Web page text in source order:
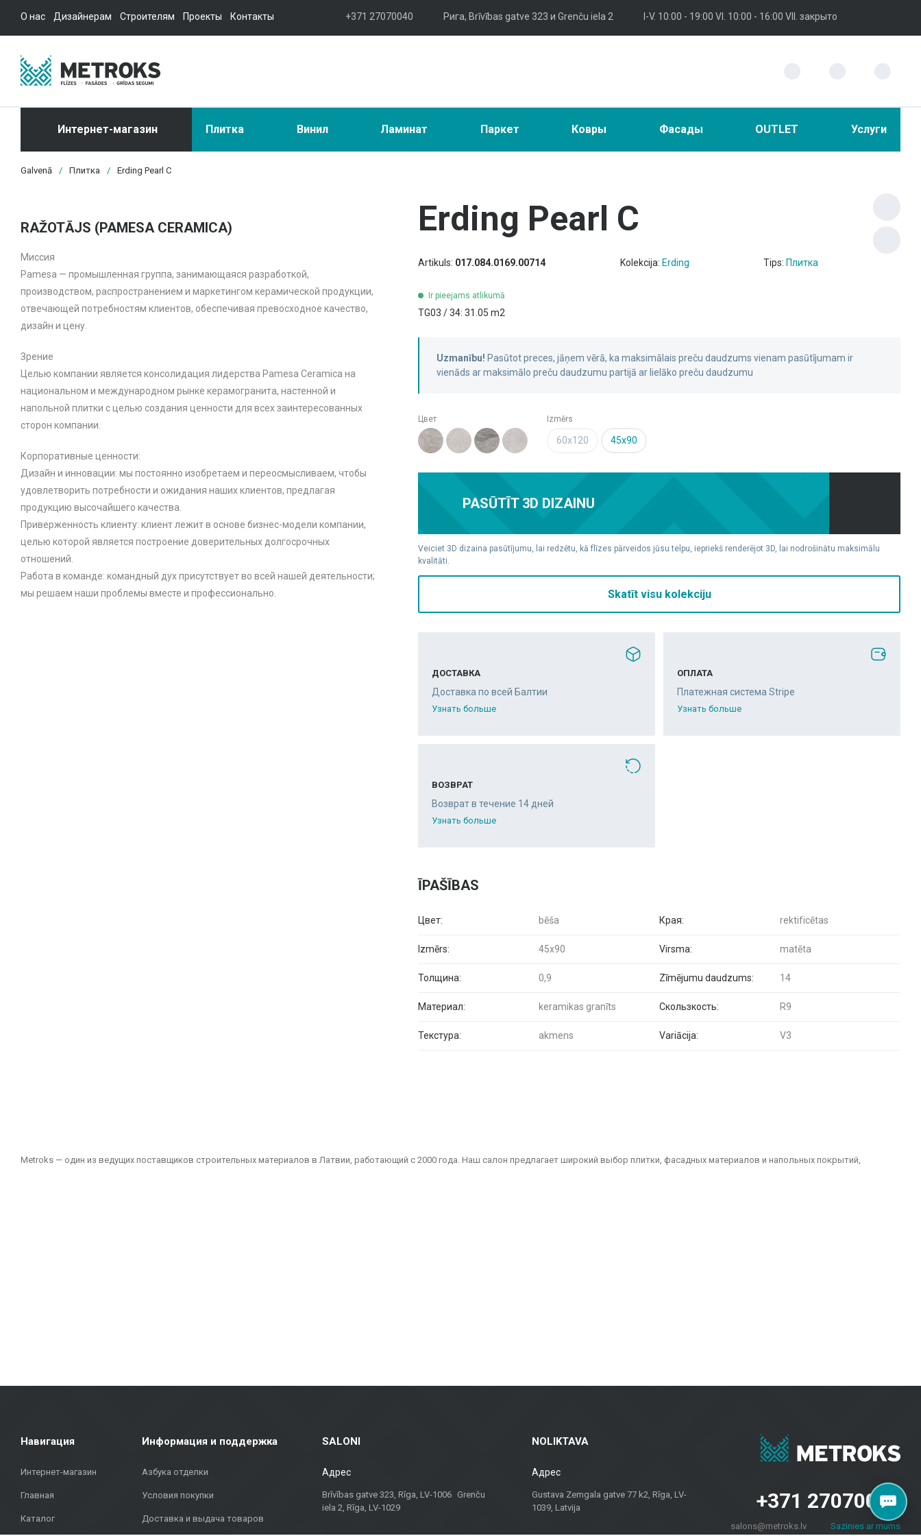
О нас Дизайнерам Строителям Проекты Контакты +371 27070040 Рига, Brīvības gatve 323 и Grenču iela 2 I-V. 10:00 - 19:00 VI. 10:00 - 16:00 VII. закрыто
Интернет-магазин Плитка Винил Ламинат Паркет Ковры Фасады OUTLET Услуги
Galvenā / Плитка / Erding Pearl C
RAŽOTĀJS (PAMESA CERAMICA)
Миссия
Pamesa — промышленная группа, занимающаяся разработкой,
производством, распространением и маркетингом керамической продукции,
отвечающей потребностям клиентов, обеспечивая превосходное качество,
дизайн и цену.
Зрение
Целью компании является консолидация лидерства Pamesa Ceramica на
национальном и международном рынке керамогранита, настенной и
напольной плитки с целью создания ценности для всех заинтересованных
сторон компании.
Корпоративные ценности:
Дизайн и инновации: мы постоянно изобретаем и переосмысливаем, чтобы
удовлетворить потребности и ожидания наших клиентов, предлагая
продукцию высочайшего качества.
Приверженность клиенту: клиент лежит в основе бизнес-модели компании,
целью которой является построение доверительных долгосрочных
отношений.
Работа в команде: командный дух присутствует во всей нашей деятельности;
мы решаем наши проблемы вместе и профессионально.
Erding Pearl C
Artikuls: 017.084.0169.00714 Kolekcija: Erding Tips: Плитка
Ir pieejams atlikumā
TG03 / 34: 31.05 m2
Uzmanību! Pasūtot preces, jāņem vērā, ka maksimālais preču daudzums vienam pasūtījumam ir
vienāds ar maksimālo preču daudzumu partijā ar lielāko preču daudzumu
Цвет Izmērs
60x120 45x90
PASŪTĪT 3D DIZAINU
Veiciet 3D dizaina pasūtījumu, lai redzētu, kā flīzes pārveidos jūsu telpu, iepriekš renderējot 3D, lai nodrošinātu maksimālu
kvalitāti.
Skatīt visu kolekciju
ДОСТАВКА
Доставка по всей Балтии
Узнать больше
ОПЛАТА
Платежная система Stripe
Узнать больше
ВОЗВРАТ
Возврат в течение 14 дней
Узнать больше
ĪPAŠĪBAS
Цвет: bēša
Izmērs: 45x90
Толщина: 0,9
Материал: keramikas granīts
Текстура: akmens
Края: rektificētas
Virsma: matēta
Zīmējumu daudzums: 14
Скользкость: R9
Variācija: V3
Metroks — один из ведущих поставщиков строительных материалов в Латвии, работающий с 2000 года. Наш салон предлагает широкий выбор плитки, фасадных материалов и напольных покрытий,
Навигация
Интернет-магазин
Главная
Каталог
Информация и поддержка
Азбука отделки
Условия покупки
Доставка и выдача товаров
SALONI
Адрес
Brīvības gatve 323, Rīga, LV-1006 Grenču
iela 2, Rīga, LV-1029
NOLIKTAVA
Адрес
Gustava Zemgala gatve 77 k2, Rīga, LV-
1039, Latvija
+371 27070040
salons@metroks.lv Sazinies ar mums